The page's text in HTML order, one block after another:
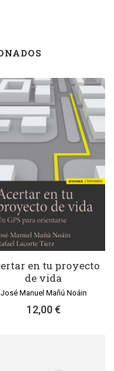
en tu proyecto
de vida
José Manuel Mañú Noáin
12,00 €